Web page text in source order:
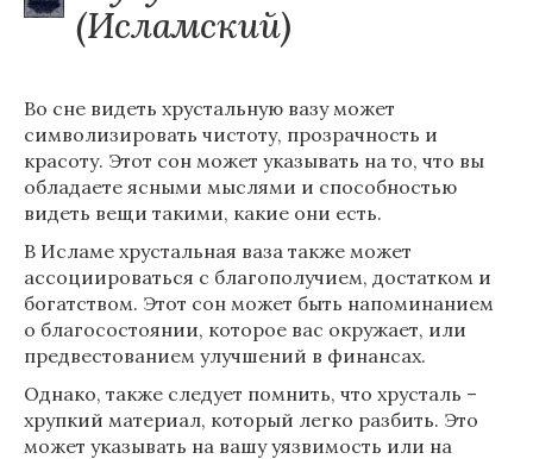
(Исламский)
Во сне видеть хрустальную вазу может
символизировать чистоту, прозрачность и
красоту. Этот сон может указывать на то, что вы
обладаете ясными мыслями и способностью
видеть вещи такими, какие они есть.
В Исламе хрустальная ваза также может
ассоциироваться с благополучием, достатком и
богатством. Этот сон может быть напоминанием
о благосостоянии, которое вас окружает, или
предвестованием улучшений в финансах.
Однако, также следует помнить, что хрусталь –
хрупкий материал, который легко разбить. Это
может указывать на вашу уязвимость или на